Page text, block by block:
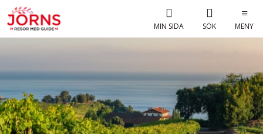
MIN SIDA SÖK MENY